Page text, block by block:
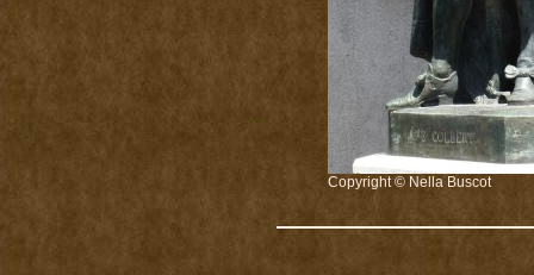
Copyright © Nella Buscot